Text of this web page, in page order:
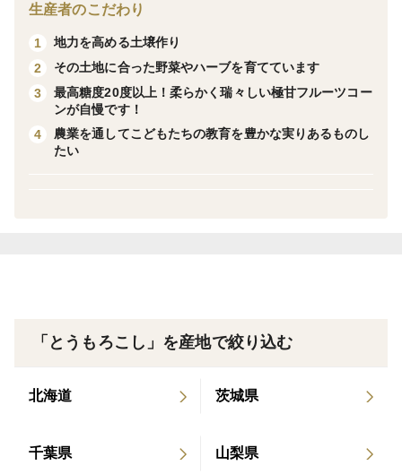
ました。
優しい甘さと、どこかサツマイモのような濃厚な風味。
また色味を生かした炊き込みご飯やスープ、お菓子作り
2L～5Lサイズの混合にて梱包いたします。
梱包には緩衝材として全国からお寄せいただいた古新聞
生産者のこだわり
1
地力を高める土壌作り
2
その土地に合った野菜やハーブを育てています
3
最高糖度20度以上！柔らかく瑞々しい極甘フルーツコー
ンが自慢です！
4
農業を通してこどもたちの教育を豊かな実りあるものし
たい
「とうもろこし」を産地で絞り込む
北海道 茨城県
千葉県 山梨県